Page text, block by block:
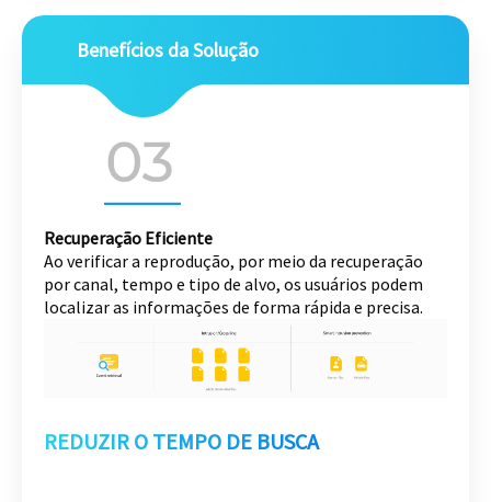
Benefícios da Solução
Recuperação Eficiente
Ao verificar a reprodução, por meio da recuperação
por canal, tempo e tipo de alvo, os usuários podem
localizar as informações de forma rápida e precisa.
REDUZIR O TEMPO DE BUSCA